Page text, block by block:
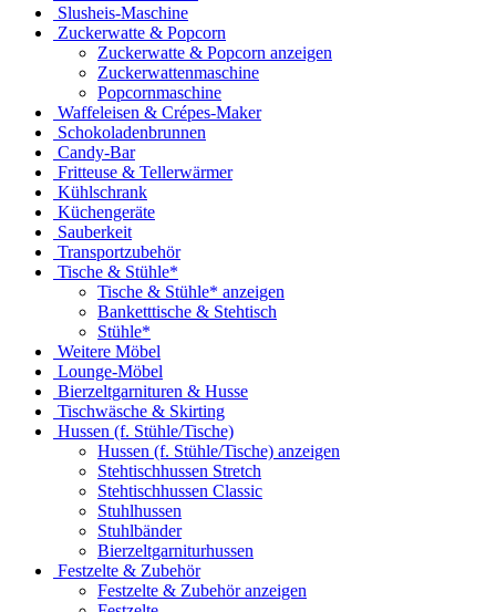
Slusheis-Maschine
Zuckerwatte & Popcorn
Zuckerwatte & Popcorn anzeigen
Zuckerwattenmaschine
Popcornmaschine
Waffeleisen & Crépes-Maker
Schokoladenbrunnen
Candy-Bar
Fritteuse & Tellerwärmer
Kühlschrank
Küchengeräte
Sauberkeit
Transportzubehör
Tische & Stühle*
Tische & Stühle* anzeigen
Banketttische & Stehtisch
Stühle*
Weitere Möbel
Lounge-Möbel
Bierzeltgarnituren & Husse
Tischwäsche & Skirting
Hussen (f. Stühle/Tische)
Hussen (f. Stühle/Tische) anzeigen
Stehtischhussen Stretch
Stehtischhussen Classic
Stuhlhussen
Stuhlbänder
Bierzeltgarniturhussen
Festzelte & Zubehör
Festzelte & Zubehör anzeigen